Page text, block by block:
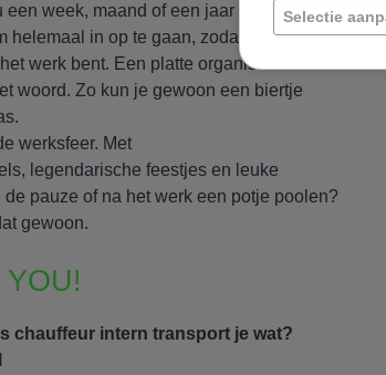
een week, maand of een jaar bij ons werkt.
helemaal in op te gaan, zodat je af en toe
werk bent. Een platte organisatie in de
woord. Zo kun je gewoon een biertje
werksfeer. Met
legendarische feestjes en leuke
de pauze of na het werk een potje poolen?
gewoon.
chauffeur intern transport je wat?
Selectie